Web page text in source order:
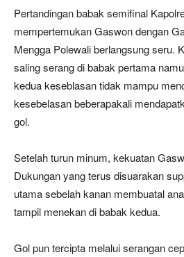
Pertandingan babak semifinal
mempertemukan Gaswon dengan
Mengga Polewali berlangsung seru.
saling serang di babak pertama
kedua keseblasan tidak mampu
kesebelasan beberapakali
gol.
Setelah turun minum, kekuatan
Dukungan yang terus disuarakan
utama sebelah kanan membuatal
tampil menekan di babak kedua.
Gol pun tercipta melalui serangan